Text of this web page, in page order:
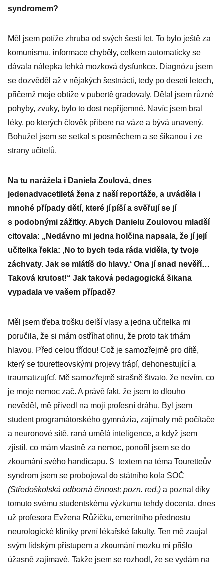
syndromem?
Měl jsem potíže zhruba od svých šesti let. To bylo ještě za
komunismu, informace chyběly, celkem automaticky se
dávala nálepka lehká mozková dysfunkce. Diagnózu jsem
se dozvěděl až v nějakých šestnácti, tedy po deseti letech,
přičemž moje obtíže v pubertě gradovaly. Dělal jsem různé
pohyby, zvuky, bylo to dost nepříjemné. Navíc jsem bral
léky, po kterých člověk přibere na váze a bývá unavený.
Bohužel jsem se setkal s posměchem a se šikanou i ze
strany učitelů.
Na tu narážela i Daniela Zoulová, dnes
jedenadvacetiletá žena z naší reportáže, a uváděla i
mnohé případy dětí, které jí píší a svěřují se jí
s podobnými zážitky. Abych Danielu Zoulovou mladší
citovala: „Nedávno mi jedna holčina napsala, že jí její
učitelka řekla: ,No to bych teda ráda viděla, ty tvoje
záchvaty. Jak se mlátíš do hlavy.ʻ Ona jí snad nevěří…
Taková krutost!“ Jak taková pedagogická šikana
vypadala ve vašem případě?
Měl jsem třeba trošku delší vlasy a jedna učitelka mi
poručila, že si mám ostříhat ofinu, že proto tak trhám
hlavou. Před celou třídou! Což je samozřejmě pro dítě,
který se touretteovskými projevy trápí, dehonestující a
traumatizující. Mě samozřejmě strašně štvalo, že nevím, co
je moje nemoc zač. A právě fakt, že jsem to dlouho
nevěděl, mě přivedl na moji profesní dráhu. Byl jsem
student programátorského gymnázia, zajímaly mě počítače
a neuronové sítě, raná umělá inteligence, a když jsem
zjistil, co mám vlastně za nemoc, ponořil jsem se do
zkoumání svého handicapu. S textem na téma Touretteův
syndrom jsem se probojoval do státního kola SOČ
(Středoškolská odborná činnost; pozn. red.) a poznal díky
tomuto svému studentskému výzkumu tehdy docenta, dnes
už profesora Evžena Růžičku, emeritního přednostu
neurologické kliniky první lékařské fakulty. Ten mě zaujal
svým lidským přístupem a zkoumání mozku mi přišlo
úžasně zajímavé. Takže jsem se rozhodl, že se vydám na